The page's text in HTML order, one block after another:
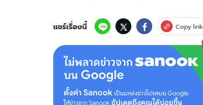
ฉาย"
ชัด
จ้าง
ล้าน
แชร์เรื่องนี้ Copy link